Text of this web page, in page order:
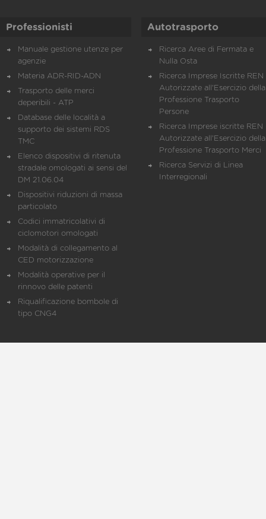
Professionisti
Manuale gestione utenze per
agenzie
Materia ADR-RID-ADN
Trasporto delle merci
deperibili - ATP
Database delle località a
supporto dei sistemi RDS
TMC
Elenco dispositivi di ritenuta
stradale omologati ai sensi del
DM 21.06.04
Dispositivi riduzioni di massa
particolato
Codici immatricolativi di
ciclomotori omologati
Modalità di collegamento al
CED motorizzazione
Modalità operative per il
rinnovo delle patenti
Riqualificazione bombole di
tipo CNG4
Autotrasporto
Ricerca Aree di Fermata e
Nulla Osta
Ricerca Imprese Iscritte REN
Autorizzate all'Esercizio della
Professione Trasporto
Persone
Ricerca Imprese iscritte REN
Autorizzate all'Esercizio della
Professione Trasporto Merci
Ricerca Servizi di Linea
Interregionali